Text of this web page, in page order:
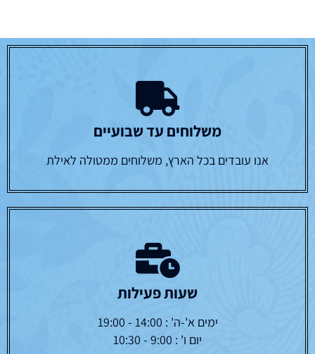
משלוחים עד שבועיים
אנו עובדים בכל הארץ, משלוחים ממטולה לאילת
שעות פעילות
ימים א'-ה' : 14:00 - 19:00
יום ו' : 9:00 - 10:30